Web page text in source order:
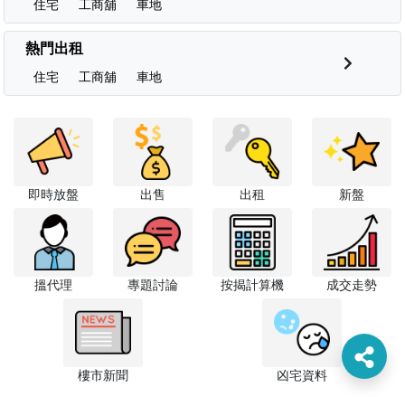
住宅 工商舖 車地
熱門出租
住宅 工商舖 車地
即時放盤 出售 出租 新盤
搵代理 專題討論 按揭計算機 成交走勢
樓市新聞 凶宅資料